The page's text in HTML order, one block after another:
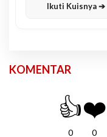
Ikuti Kuisnya ➔
KOMENTAR
👍
0
❤️
0